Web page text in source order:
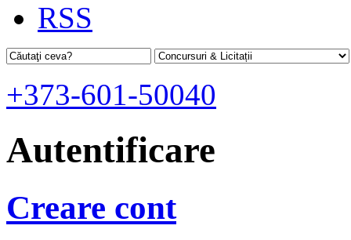
RSS
+373-601-50040
Autentificare
Creare cont